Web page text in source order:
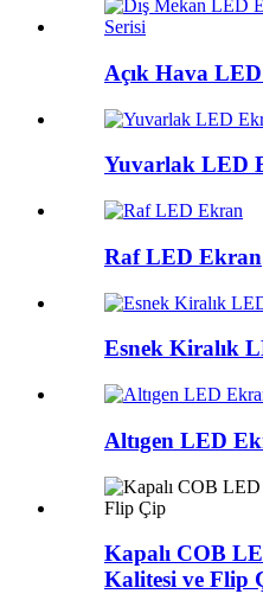
Açık Hava
Yuvarlak LED
Raf LED Ekran
Esnek Kiralık
Altıgen LED
Kapalı COB
Kalitesi ve Flip